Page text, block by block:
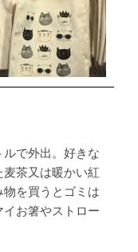
で外出。好きな
茶又は暖かい紅
を買うとゴミは
お箸やストロー